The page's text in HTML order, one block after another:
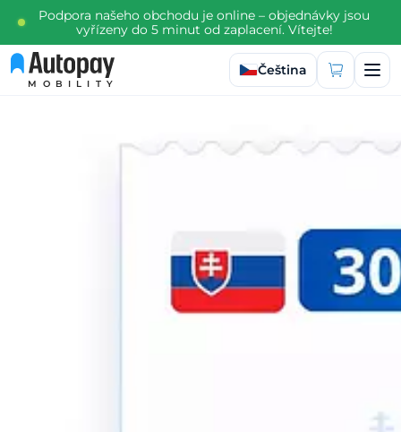
Podpora našeho obchodu je online – objednávky jsou
vyřízeny do 5 minut od zaplacení. Vítejte!
MOBILITY
Vyberte jazyk
Čeština